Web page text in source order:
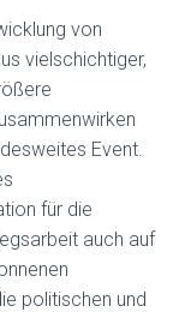
von
vielschichtiger,
Event.
für die
auch auf
politischen und